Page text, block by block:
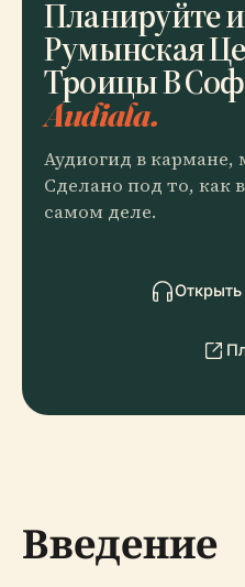
Планируйте
Румынская
Троицы В
Audiala.
Аудиогид в кармане,
Сделано под то, как
самом деле.
Введение